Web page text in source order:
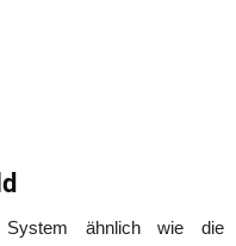
ähnlich wie die